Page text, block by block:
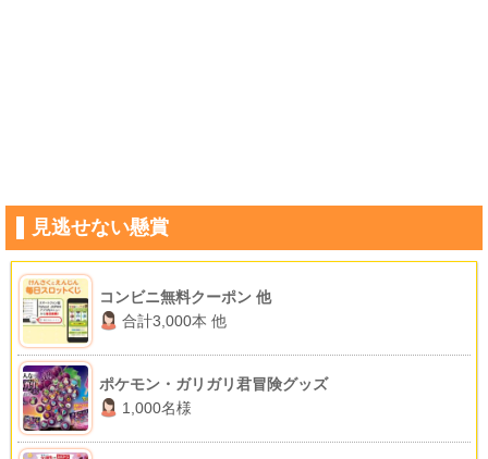
見逃せない懸賞
コンビニ無料クーポン 他
合計3,000本 他
ポケモン・ガリガリ君冒険グッズ
1,000名様